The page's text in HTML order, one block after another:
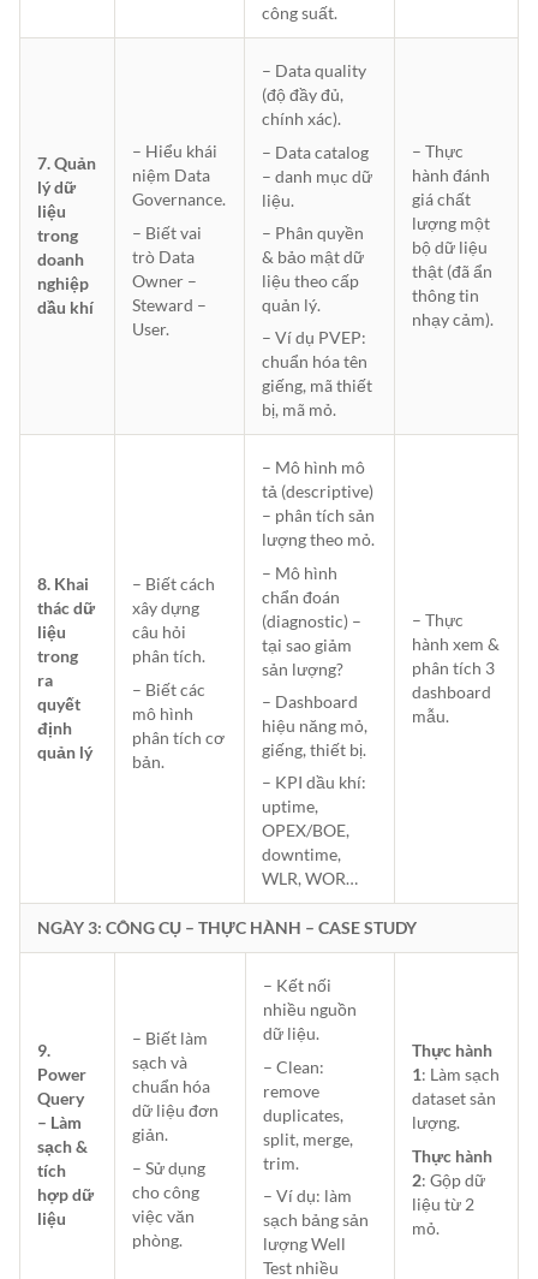
công suất.
7. Quản
lý dữ
liệu
trong
doanh
nghiệp
dầu khí
– Hiểu khái
niệm Data
Governance.
– Biết vai
trò Data
Owner –
Steward –
User.
– Data quality
(độ đầy đủ,
chính xác).
– Data catalog
– danh mục dữ
liệu.
– Phân quyền
& bảo mật dữ
liệu theo cấp
quản lý.
– Ví dụ PVEP:
chuẩn hóa tên
giếng, mã thiết
bị, mã mỏ.
– Thực
hành đánh
giá chất
lượng một
bộ dữ liệu
thật (đã ẩn
thông tin
nhạy cảm).
8. Khai
thác dữ
liệu
trong
ra
quyết
định
quản lý
– Biết cách
xây dựng
câu hỏi
phân tích.
– Biết các
mô hình
phân tích cơ
bản.
– Mô hình mô
tả (descriptive)
– phân tích sản
lượng theo mỏ.
– Mô hình
chẩn đoán
(diagnostic) –
tại sao giảm
sản lượng?
– Dashboard
hiệu năng mỏ,
giếng, thiết bị.
– KPI dầu khí:
uptime,
OPEX/BOE,
downtime,
WLR, WOR…
– Thực
hành xem &
phân tích 3
dashboard
mẫu.
NGÀY 3: CÔNG CỤ – THỰC HÀNH – CASE STUDY
9.
Power
Query
– Làm
sạch &
tích
hợp dữ
liệu
– Biết làm
sạch và
chuẩn hóa
dữ liệu đơn
giản.
– Sử dụng
cho công
việc văn
phòng.
– Kết nối
nhiều nguồn
dữ liệu.
– Clean:
remove
duplicates,
split, merge,
trim.
– Ví dụ: làm
sạch bảng sản
lượng Well
Test nhiều
Thực hành
1: Làm sạch
dataset sản
lượng.
Thực hành
2: Gộp dữ
liệu từ 2
mỏ.